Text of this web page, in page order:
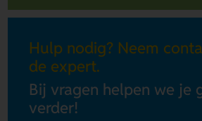
Hulp nodig? Neem
de expert.
Bij vragen helpen we je
verder!